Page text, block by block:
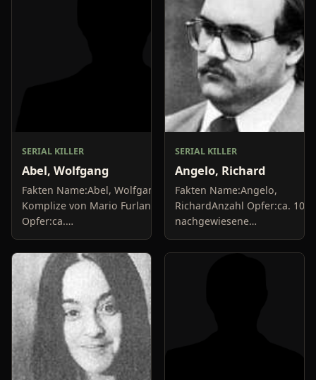
SERIAL KILLER
Abel, Wolfgang
Fakten Name:Abel, Wolfgang;
Komplize von Mario FurlanAnzahl
Opfer:ca.
10+Delikte/Tötungsarten:Mord,
BrandstiftungFestnahme:1984Urteil:30
Jahre Haft,...
SERIAL KILLER
Angelo, Richard
Fakten Name:Angelo,
RichardAnzahl Opfer:ca. 10
nachgewiesene
MordeDelikte/
war Krankenpfleger, der